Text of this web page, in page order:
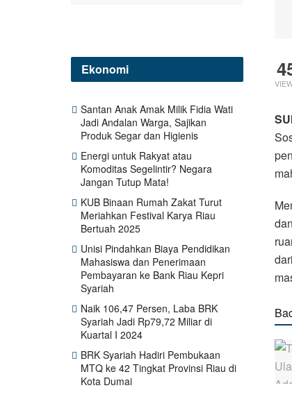
Ekonomi
Santan Anak Amak Milik Fidia Wati
Jadi Andalan Warga, Sajikan
Produk Segar dan Higienis
Energi untuk Rakyat atau
Komoditas Segelintir? Negara
Jangan Tutup Mata!
KUB Binaan Rumah Zakat Turut
Meriahkan Festival Karya Riau
Bertuah 2025
Unisi Pindahkan Biaya Pendidikan
Mahasiswa dan Penerimaan
Pembayaran ke Bank Riau Kepri
Syariah
Naik 106,47 Persen, Laba BRK
Syariah Jadi Rp79,72 Miliar di
Kuartal I 2024
BRK Syariah Hadiri Pembukaan
MTQ ke 42 Tingkat Provinsi Riau di
Kota Dumai